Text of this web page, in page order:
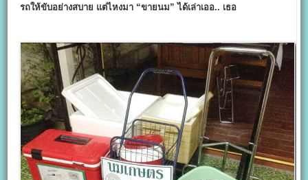
รถให้ขับอย่างสบาย แต่ไหงมา “ขายนม” ได้เล่าเออ.. เธอ